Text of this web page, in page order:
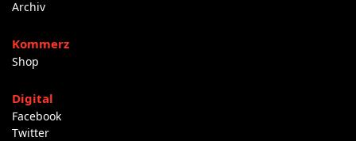
Archiv
Kommerz
Shop
Digital
Facebook
Twitter